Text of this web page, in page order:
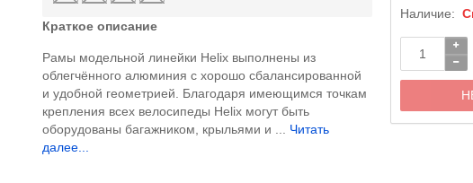
Краткое описание
Рамы модельной линейки Helix выполнены из
облегчённого алюминия с хорошо сбалансированной
и удобной геометрией. Благодаря имеющимся точкам
крепления всех велосипеды Helix могут быть
оборудованы багажником, крыльями и ... Читать
далее...
Наличие: